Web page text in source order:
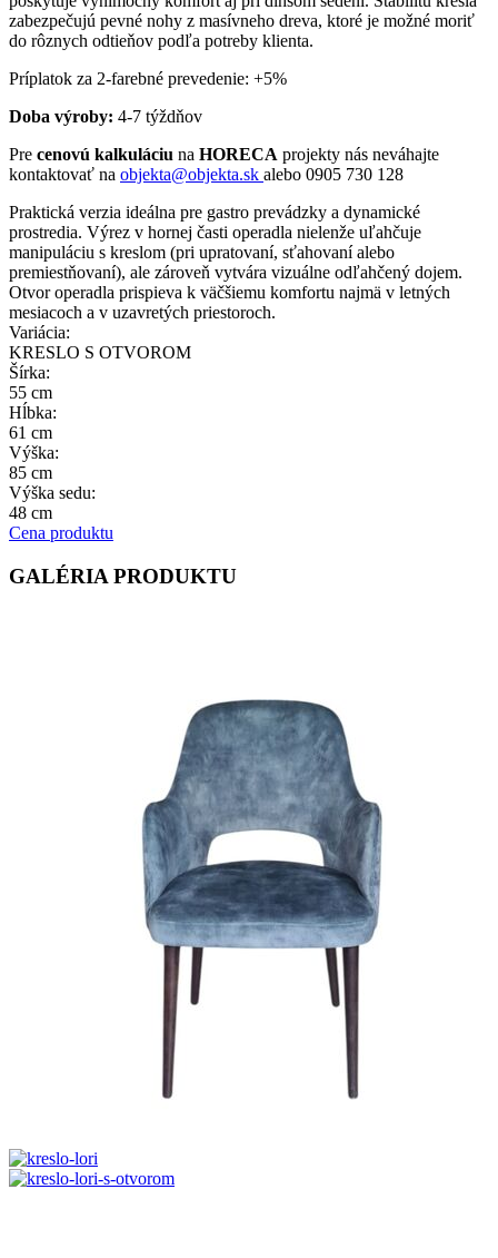
zabezpečujú pevné nohy z masívneho dreva, ktoré je možné moriť
do rôznych odtieňov podľa potreby klienta.
Príplatok za 2-farebné prevedenie: +5%
Doba výroby: 4-7 týždňov
Pre cenovú kalkuláciu na HORECA projekty nás neváhajte
kontaktovať na objekta@objekta.sk alebo 0905 730 128
Praktická verzia ideálna pre gastro prevádzky a dynamické
prostredia. Výrez v hornej časti operadla nielenže uľahčuje
manipuláciu s kreslom (pri upratovaní, sťahovaní alebo
premiestňovaní), ale zároveň vytvára vizuálne odľahčený dojem.
Otvor operadla prispieva k väčšiemu komfortu najmä v letných
mesiacoch a v uzavretých priestoroch.
Variácia:
KRESLO S OTVOROM
Šírka:
55 cm
Hĺbka:
61 cm
Výška:
85 cm
Výška sedu:
48 cm
Cena produktu
GALÉRIA PRODUKTU